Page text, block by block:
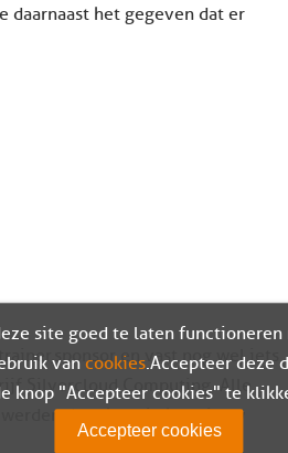
het gegeven dat er
sponsor en vast nog wel iets
Silvercloud Computing. Alle
door hem in het nieuw
site goed te laten functioneren
van cookies. Accepteer deze
knop "Accepteer cookies" te
Accepteer cookies